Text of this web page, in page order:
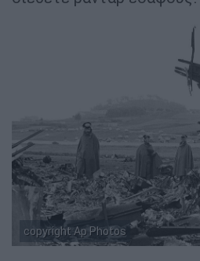
copyright Ap Photos